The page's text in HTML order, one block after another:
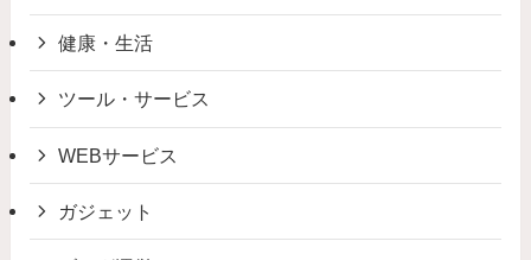
健康・生活
ツール・サービス
WEBサービス
ガジェット